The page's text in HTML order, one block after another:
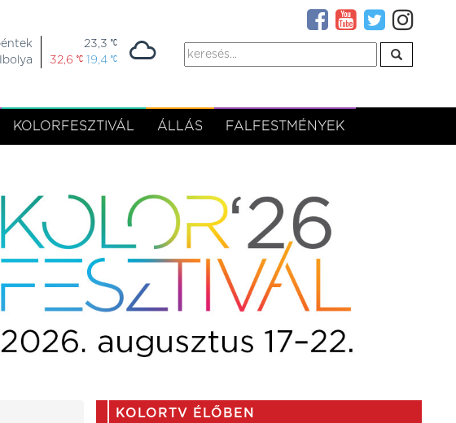
Ibolya
23,3
32,6
19,4
KOLORFESZTIVÁL ÁLLÁS FALFESTMÉNYEK
KOLORTV ÉLŐBEN